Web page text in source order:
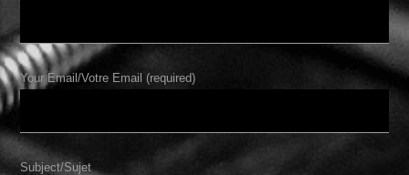
Your Email/Votre Email (required)
Subject/Sujet